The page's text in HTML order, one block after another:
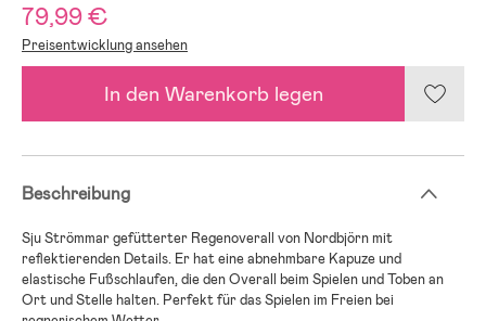
79,99 €
Preisentwicklung ansehen
In den Warenkorb legen
Beschreibung
Sju Strömmar gefütterter Regenoverall von Nordbjörn mit
reflektierenden Details. Er hat eine abnehmbare Kapuze und
elastische Fußschlaufen, die den Overall beim Spielen und Toben an
Ort und Stelle halten. Perfekt für das Spielen im Freien bei